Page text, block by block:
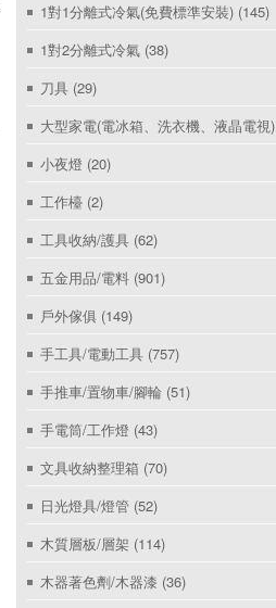
1對1分離式冷氣(免費標準安裝) (145)
1對2分離式冷氣 (38)
刀具 (29)
大型家電(電冰箱、洗衣機、液晶電視)
小夜燈 (20)
工作檯 (2)
工具收納/護具 (62)
五金用品/電料 (901)
戶外傢俱 (149)
手工具/電動工具 (757)
手推車/置物車/腳輪 (51)
手電筒/工作燈 (43)
文具收納整理箱 (70)
日光燈具/燈管 (52)
木質層板/層架 (114)
木器著色劑/木器漆 (36)